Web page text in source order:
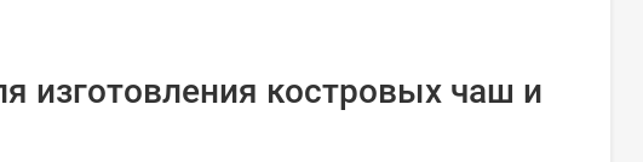
изготовления костровых чаш и